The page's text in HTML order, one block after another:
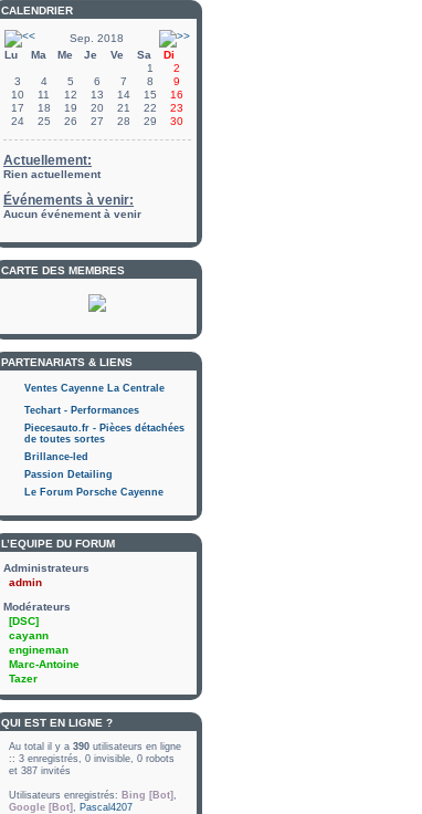
CALENDRIER
Sep. 2018
Lu
Ma Me Je Ve Sa
Di
1
2
3
4 5 6 7 8
9
10
11 12 13 14 15
16
17
18 19 20 21 22
23
24
25 26 27 28 29 30
Actuellement:
Rien actuellement
Événements à venir:
Aucun événement à venir
CARTE DES MEMBRES
PARTENARIATS & LIENS
Ventes Cayenne La Centrale
Techart - Performances
Piecesauto.fr - Pièces détachées
de toutes sortes
Brillance-led
Passion Detailing
Le Forum Porsche Cayenne
L’ÉQUIPE DU FORUM
Administrateurs
admin
Modérateurs
[DSC]
cayann
engineman
Marc-Antoine
Tazer
QUI EST EN LIGNE ?
Au total il y a 390 utilisateurs en ligne
:: 3 enregistrés, 0 invisible, 0 robots
et 387 invités
Utilisateurs enregistrés: Bing [Bot],
Google [Bot], Pascal4207